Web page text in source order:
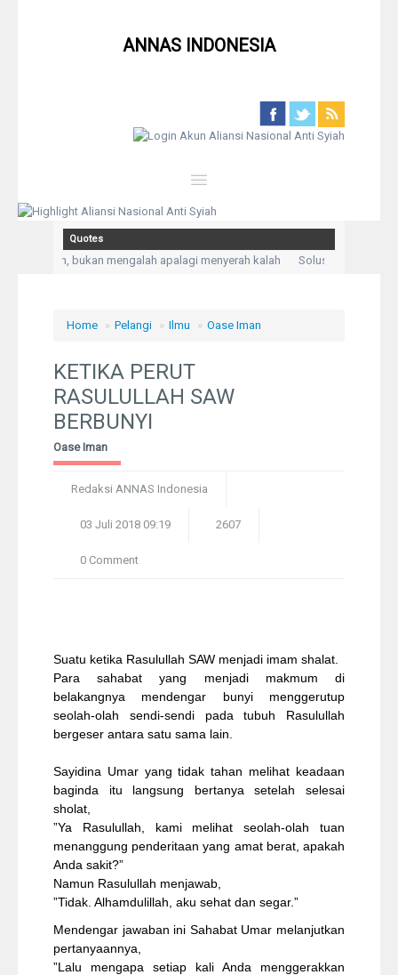
ANNAS INDONESIA
Close
Home
Syiah
Pelangi
Ustadz
Download
Kontak
Quotes
bukan mengalah apalagi menyerah kalah
Solusi untuk setiap
Home » Pelangi » Ilmu » Oase Iman
KETIKA PERUT
RASULULLAH SAW
BERBUNYI
Oase Iman
Redaksi ANNAS Indonesia
03 Juli 2018 09:19 2607
0 Comment
Suatu ketika Rasulullah SAW menjadi imam shalat.
Para sahabat yang menjadi makmum di
belakangnya mendengar bunyi menggerutup
seolah-olah sendi-sendi pada tubuh Rasulullah
bergeser antara satu sama lain.
Sayidina Umar yang tidak tahan melihat keadaan
baginda itu langsung bertanya setelah selesai
sholat,
”Ya Rasulullah, kami melihat seolah-olah tuan
menanggung penderitaan yang amat berat, apakah
Anda sakit?”
Namun Rasulullah menjawab,
”Tidak. Alhamdulillah, aku sehat dan segar.”
Mendengar jawaban ini Sahabat Umar melanjutkan
pertanyaannya,
”Lalu mengapa setiap kali Anda menggerakkan